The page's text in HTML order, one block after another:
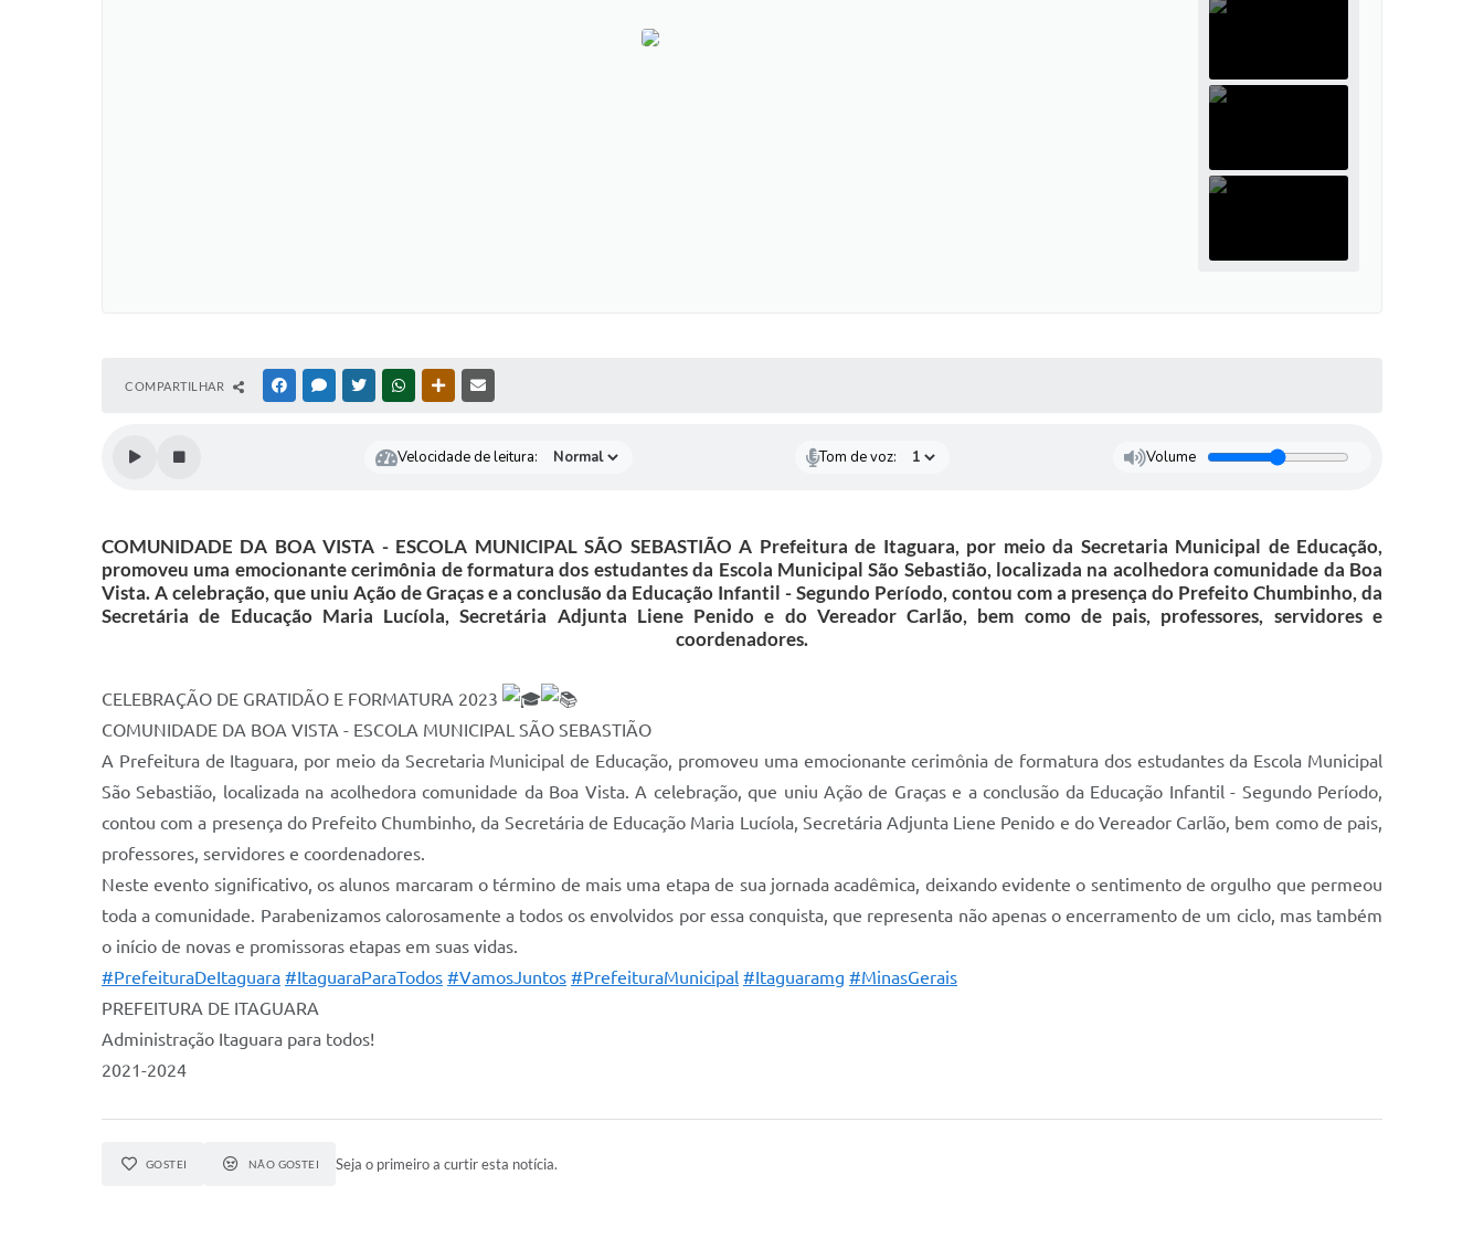
COMPARTILHAR FACEBOOKMESSENGER
TWITTERWHATSAPPOUTRAS MÍDIAS
Velocidade de leitura: Tom de voz: Volume
COMUNIDADE DA BOA VISTA - ESCOLA MUNICIPAL SÃO SEBASTIÃO A Prefeitura de Itaguara, por meio da Secretaria Municipal de Educação,
promoveu uma emocionante cerimônia de formatura dos estudantes da Escola Municipal São Sebastião, localizada na acolhedora comunidade da Boa
Vista. A celebração, que uniu Ação de Graças e a conclusão da Educação Infantil - Segundo Período, contou com a presença do Prefeito Chumbinho, da
Secretária de Educação Maria Lucíola, Secretária Adjunta Liene Penido e do Vereador Carlão, bem como de pais, professores, servidores e
coordenadores.
CELEBRAÇÃO DE GRATIDÃO E FORMATURA 2023
COMUNIDADE DA BOA VISTA - ESCOLA MUNICIPAL SÃO SEBASTIÃO
A Prefeitura de Itaguara, por meio da Secretaria Municipal de Educação, promoveu uma emocionante cerimônia de formatura dos estudantes da Escola Municipal
São Sebastião, localizada na acolhedora comunidade da Boa Vista. A celebração, que uniu Ação de Graças e a conclusão da Educação Infantil - Segundo Período,
contou com a presença do Prefeito Chumbinho, da Secretária de Educação Maria Lucíola, Secretária Adjunta Liene Penido e do Vereador Carlão, bem como de pais,
professores, servidores e coordenadores.
Neste evento significativo, os alunos marcaram o término de mais uma etapa de sua jornada acadêmica, deixando evidente o sentimento de orgulho que permeou
toda a comunidade. Parabenizamos calorosamente a todos os envolvidos por essa conquista, que representa não apenas o encerramento de um ciclo, mas também
o início de novas e promissoras etapas em suas vidas.
#PrefeituraDeItaguara #ItaguaraParaTodos #VamosJuntos #PrefeituraMunicipal #Itaguaramg #MinasGerais
PREFEITURA DE ITAGUARA
Administração Itaguara para todos!
2021-2024
GOSTEI NÃO GOSTEI Seja o primeiro a curtir esta notícia.